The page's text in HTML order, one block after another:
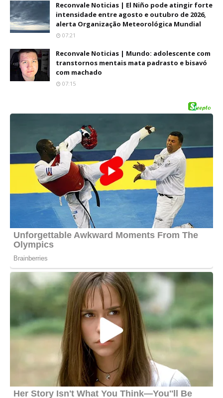
Reconvale Noticias | El Niño pode atingir forte
intensidade entre agosto e outubro de 2026,
alerta Organização Meteorológica Mundial
07:21
Reconvale Noticias | Mundo: adolescente com
transtornos mentais mata padrasto e bisavó
com machado
07:15